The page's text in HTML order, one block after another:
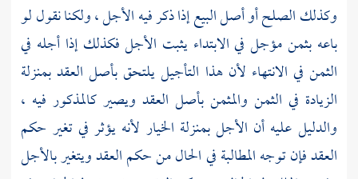
وكذلك الصلح أو أصل البيع إذا ذكر فيه الأجل ، ولكنا نقول لو
باعه بثمن مؤجل في الابتداء يثبت الأجل فكذلك إذا أجله في
الثمن في الانتهاء لأن هذا التأجيل يلتحق بأصل العقد بمنزلة
الزيادة في الثمن والمثمن بأصل العقد ويصير كالمذكور فيه ،
والدليل عليه أن الأجل بمنزلة الخيار لأنه يؤثر في تغير حكم
العقد فإن توجه المطالبة في الحال من حكم العقد ويتغير بالأجل